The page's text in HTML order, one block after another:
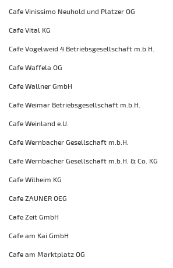
Cafe Vinissimo Neuhold und Platzer OG
Cafe Vital KG
Cafe Vogelweid 4 Betriebsgesellschaft m.b.H.
Cafe Waffela OG
Cafe Wallner GmbH
Cafe Weimar Betriebsgesellschaft m.b.H.
Cafe Weinland e.U.
Cafe Wernbacher Gesellschaft m.b.H.
Cafe Wernbacher Gesellschaft m.b.H. & Co. KG
Cafe Wilheim KG
Cafe ZAUNER OEG
Cafe Zeit GmbH
Cafe am Kai GmbH
Cafe am Marktplatz OG